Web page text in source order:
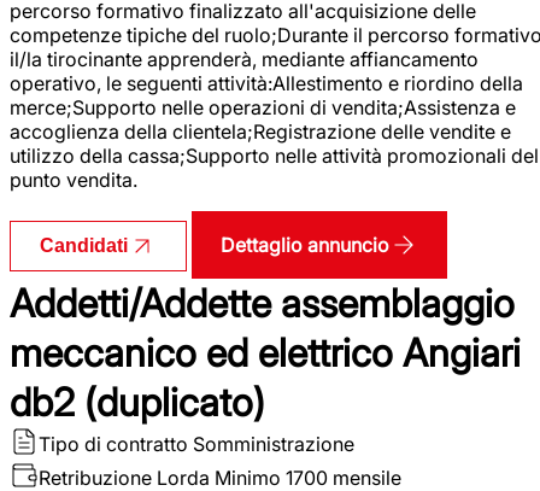
percorso formativo finalizzato all'acquisizione delle
competenze tipiche del ruolo;Durante il percorso
il/la tirocinante apprenderà, mediante affiancamento
operativo, le seguenti attività:Allestimento e riordino della
merce;Supporto nelle operazioni di vendita;Assistenza e
accoglienza della clientela;Registrazione delle vendite e
utilizzo della cassa;Supporto nelle attività promozionali del
punto vendita.
Candidati Dettaglio annuncio
Addetti/Addette assemblaggio
meccanico ed elettrico Angiari
db2 (duplicato)
Tipo di contratto Somministrazione
Retribuzione Lorda Minimo 1700 mensile